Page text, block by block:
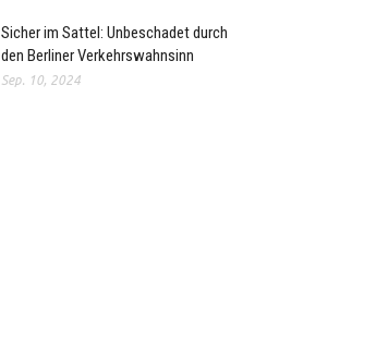
Sicher im Sattel: Unbeschadet durch
den Berliner Verkehrswahnsinn
Sep. 10, 2024